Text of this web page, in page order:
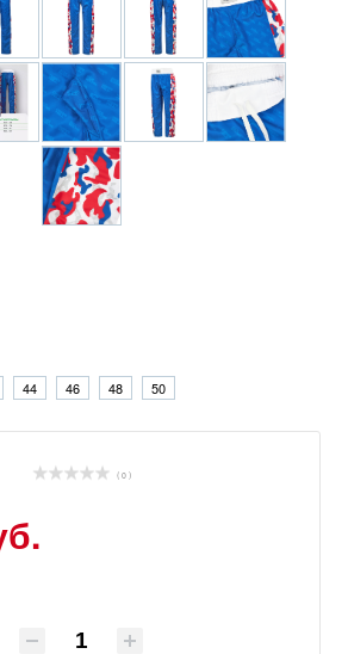
44 46 48 50
( 0 )